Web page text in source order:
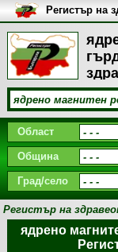
Регистър на
България
Област
Община
Град/село
Регистър на
ядрено